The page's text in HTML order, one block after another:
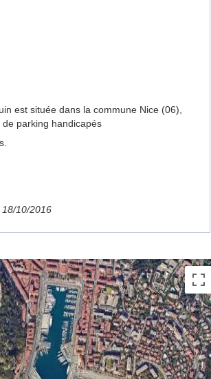
est située dans la commune Nice (06),
parking handicapés
18/10/2016